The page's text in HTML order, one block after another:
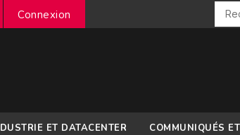
Connexion
ET DATACENTER COMMUNIQUÉS